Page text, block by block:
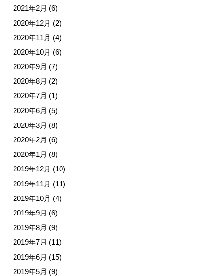
2021年2月 (6)
2020年12月 (2)
2020年11月 (4)
2020年10月 (6)
2020年9月 (7)
2020年8月 (2)
2020年7月 (1)
2020年6月 (5)
2020年3月 (8)
2020年2月 (6)
2020年1月 (8)
2019年12月 (10)
2019年11月 (11)
2019年10月 (4)
2019年9月 (6)
2019年8月 (9)
2019年7月 (11)
2019年6月 (15)
2019年5月 (9)